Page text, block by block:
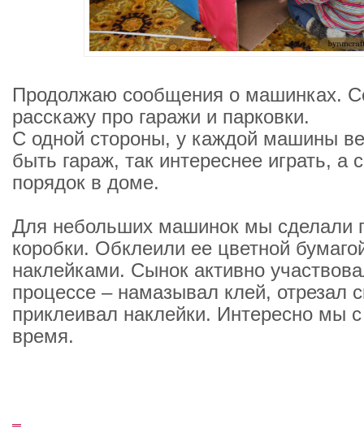
Продолжаю сообщения о машинках.
расскажу про гаражи и парковки.
С одной стороны, у каждой машины
быть гараж, так интереснее играть, а
порядок в доме.
Для небольших машинок мы сделали
коробки. Обклеили ее цветной
наклейками. Сынок активно
процессе – намазывал клей, отрезал
приклеивал наклейки. Интересно мы
время.